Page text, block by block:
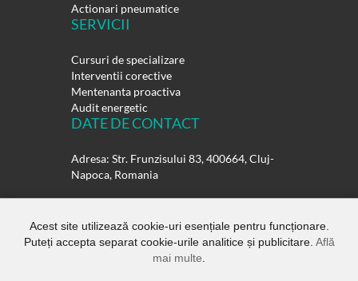
Actionari pneumatice
SERVICII
Cursuri de specializare
Interventii corective
Mentenanta proactiva
Audit energetic
DATE DE CONTACT
Adresa: Str. Frunzisului 83, 400664, Cluj-
Napoca, Romania
Telefon:
0264-432358
0264-432359
E-mail:office@rulmentisuedia.ro
Acest site utilizează cookie-uri esențiale pentru funcționare.
Puteți accepta separat cookie-urile analitice și publicitare. Află
mai multe